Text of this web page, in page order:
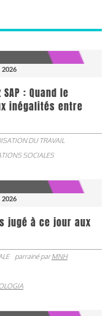
: Quand le
inégalités entre
DU TRAVAIL
SOCIALES
jugé à ce jour aux
parrainé parMNH